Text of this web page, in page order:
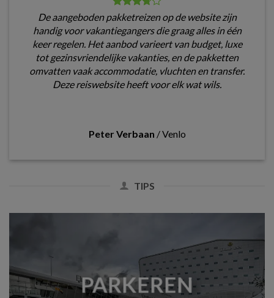
De aangeboden pakketreizen op de website zijn
handig voor vakantiegangers die graag alles in één
keer regelen. Het aanbod varieert van budget, luxe
tot gezinsvriendelijke vakanties, en de pakketten
omvatten vaak accommodatie, vluchten en transfer.
Deze reiswebsite heeft voor elk wat wils.
Peter Verbaan /Venlo
TIPS
PARKEREN